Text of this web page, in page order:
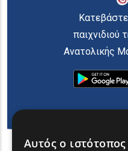
παιχνιδιού
Ανατολικής
Αυτός ο ιστότοπος